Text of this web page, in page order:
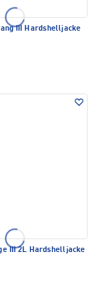
III Hardshelljacke
III 2L Hardshelljacke